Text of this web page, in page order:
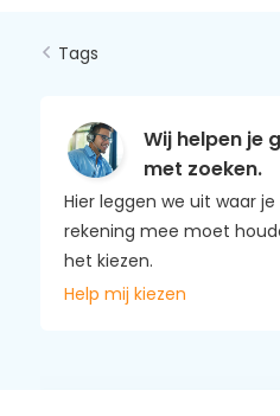
Tags
Wij helpen je
met zoeken.
Hier leggen we uit waar je
rekening mee moet
het kiezen.
Help mij kiezen